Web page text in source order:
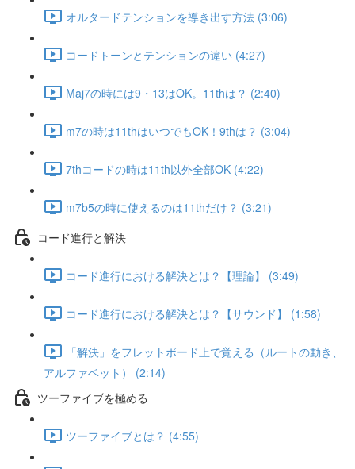
オルタードテンションを導き出す方法 (3:06)
コードトーンとテンションの違い (4:27)
Maj7の時には9・13はOK。11thは？ (2:40)
m7の時は11thはいつでもOK！9thは？ (3:04)
7thコードの時は11th以外全部OK (4:22)
m7b5の時に使えるのは11thだけ？ (3:21)
コード進行と解決
コード進行における解決とは？【理論】 (3:49)
コード進行における解決とは？【サウンド】 (1:58)
「解決」をフレットボード上で覚える（ルートの動き、
アルファベット） (2:14)
ツーファイブを極める
ツーファイブとは？ (4:55)